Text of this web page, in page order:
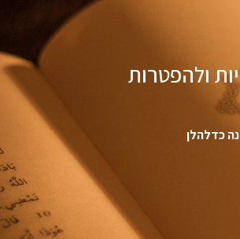
ולהפטרות
כדלהלן